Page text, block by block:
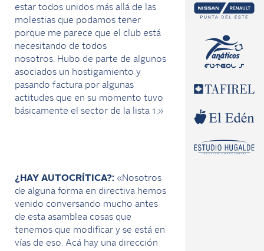
estar todos unidos más allá de las
molestias que podamos tener
porque me parece que el club está
necesitando de todos
nosotros. Hubo de parte de algunos
asociados un hostigamiento y
pasando factura por algunas
actitudes que en su momento tuvo
básicamente el sector de la lista 1.»
¿HAY AUTOCRÍTICA?: «Nosotros
de alguna forma en directiva hemos
venido conversando mucho antes
de esta asamblea cosas que
tenemos que modificar y se está en
vías de eso. Acá hay una dirección